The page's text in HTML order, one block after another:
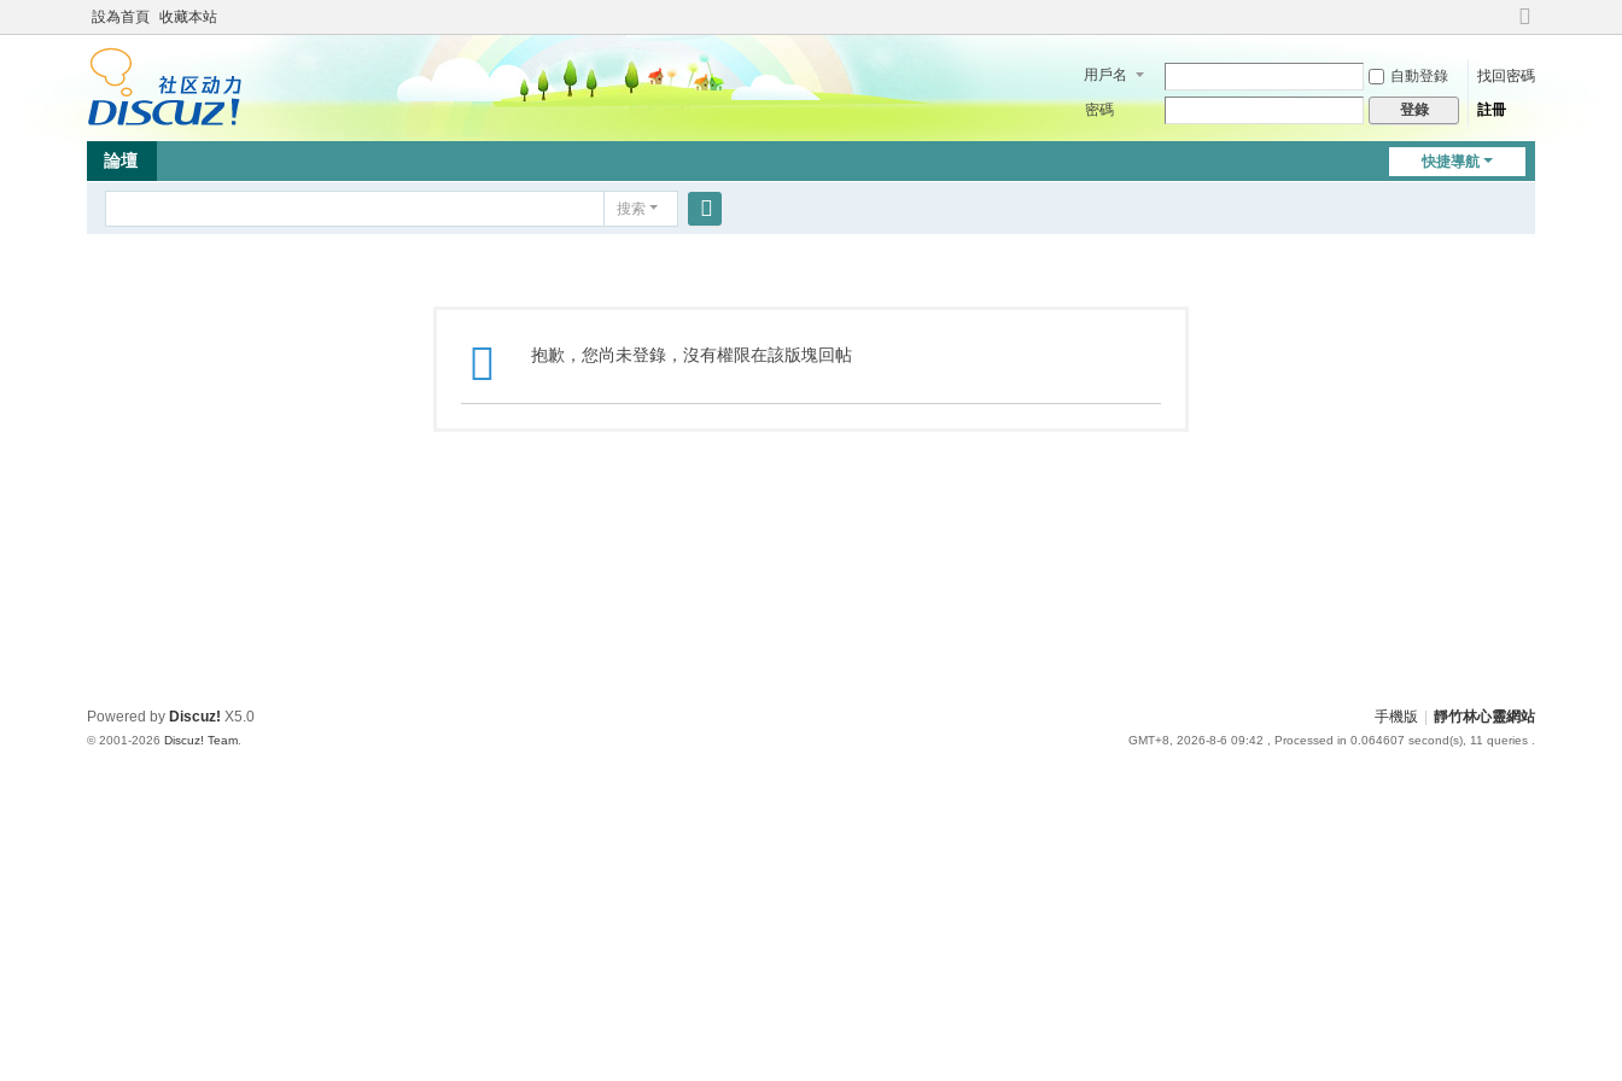
設為首頁 收藏本站
切
到
用戶名 自動登錄
找回密碼
密碼
登錄 註冊
快捷導航
論壇
搜索
抱歉，您尚未登錄，沒有權限在該版塊回帖
手機版 靜竹林心靈網站
GMT+8, 2026-8-6 09:42 , Processed in 0.064607 second(s), 11 queries .
Powered by Discuz! X5.0
© 2001-2026 Discuz! Team